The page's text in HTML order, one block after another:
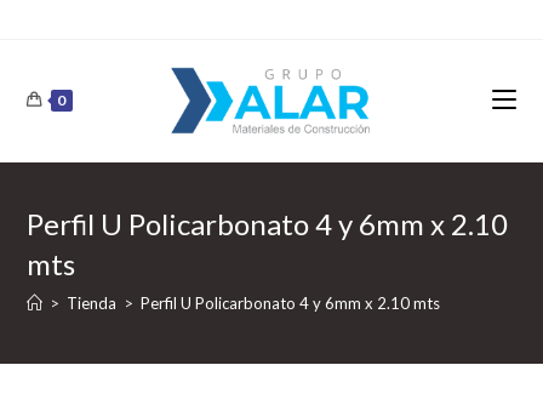
0
Perfil U Policarbonato 4 y 6mm x 2.10
mts
> Tienda > Perfil U Policarbonato 4 y 6mm x 2.10 mts